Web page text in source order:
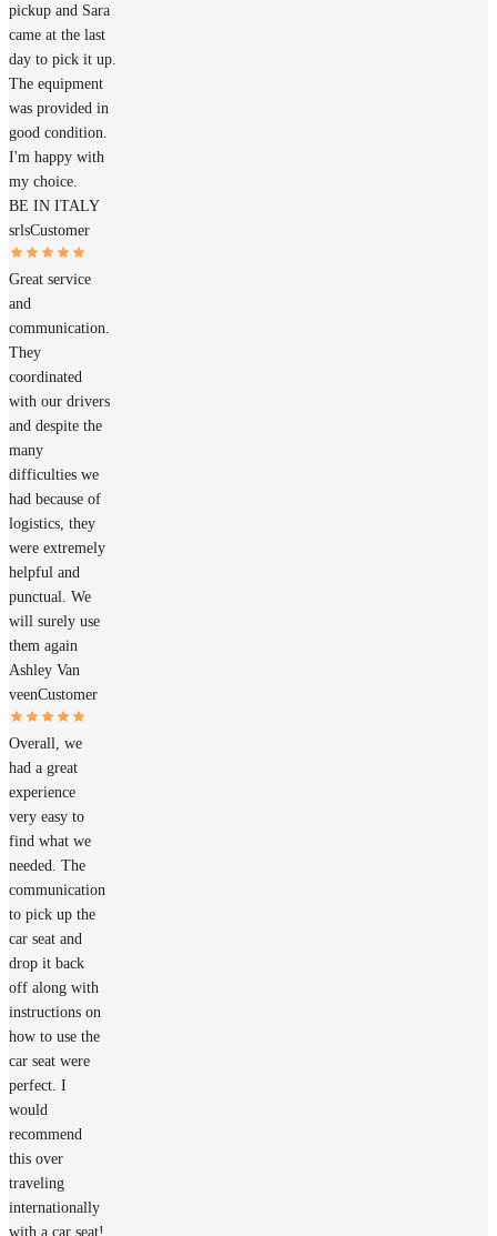
pickup and Sara
came at the last
day to pick it up.
The equipment
was provided in
good condition.
I'm happy with
my choice.
BE IN ITALY
srlsCustomer
Great service
and
communication.
They
coordinated
with our drivers
and despite the
many
difficulties we
had because of
logistics, they
were extremely
helpful and
punctual. We
will surely use
them again
Ashley Van
veenCustomer
Overall, we
had a great
experience
very easy to
find what we
needed. The
communication
to pick up the
car seat and
drop it back
off along with
instructions on
how to use the
car seat were
perfect. I
would
recommend
this over
traveling
internationally
with a car seat!